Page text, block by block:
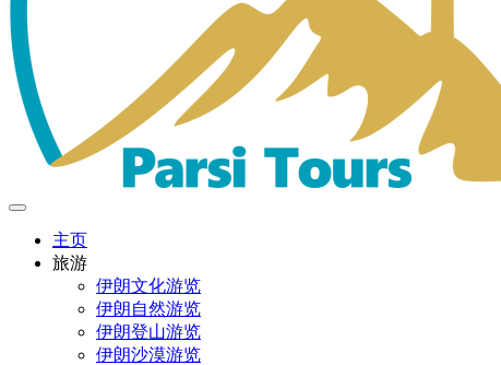
主页
旅游
伊朗文化游览
伊朗自然游览
伊朗登山游览
伊朗沙漠游览